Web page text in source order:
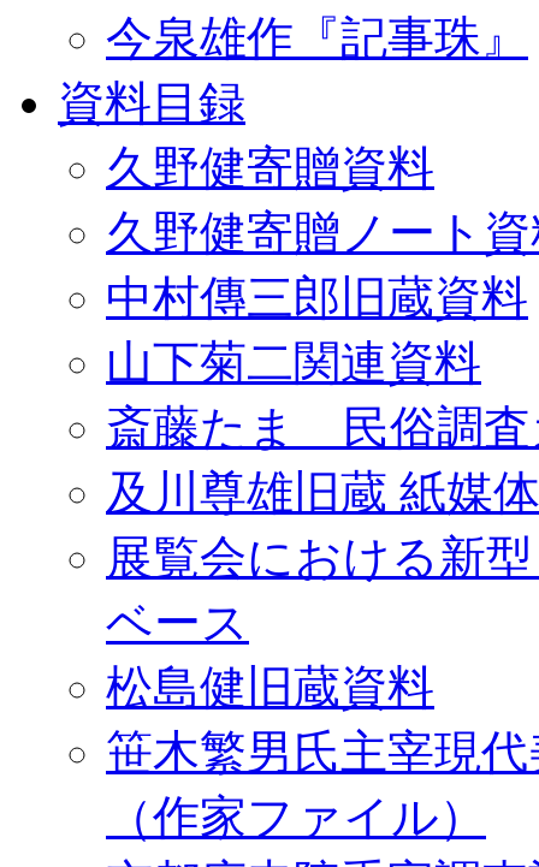
今泉雄作『記事珠』
資料目録
久野健寄贈資料
久野健寄贈ノート
中村傳三郎旧蔵資料
山下菊二関連資料
斎藤たま 民俗調査
及川尊雄旧蔵 紙媒
展覧会における新
ベース
松島健旧蔵資料
笹木繁男氏主宰現
（作家ファイル）